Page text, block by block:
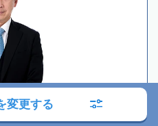
変更する